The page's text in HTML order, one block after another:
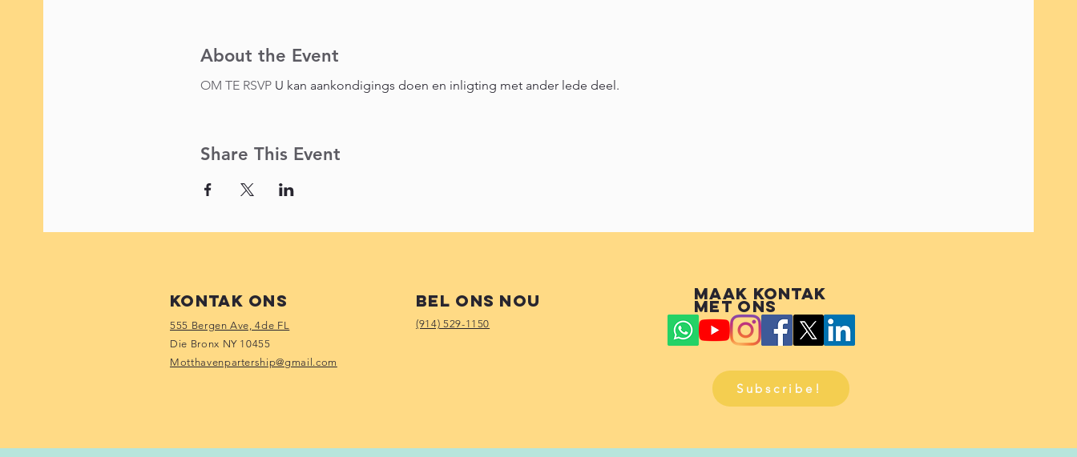
About the Event
OM TE RSVP U kan aankondigings doen en inligting met ander lede deel.
Share This Event
Kontak Ons
555 Bergen Ave, 4de FL
Die Bronx NY 10455
Motthavenpartership@gmail.com
Bel ons nou
(914) 529-1150
Maak kontak
met ons
Subscribe!